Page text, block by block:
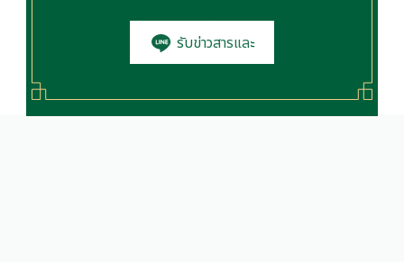
รับข่าวสารและ